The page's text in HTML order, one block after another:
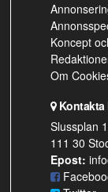
Koncept
Om
Kontakta
Slussplan
111 30
Epost: